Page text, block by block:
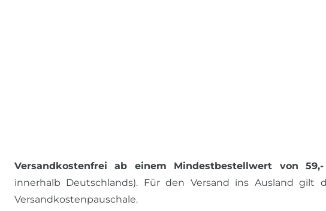
Versandkostenfrei ab einem Mindestbestellwert von
innerhalb Deutschlands). Für den Versand ins Ausland gilt
Versandkostenpauschale.